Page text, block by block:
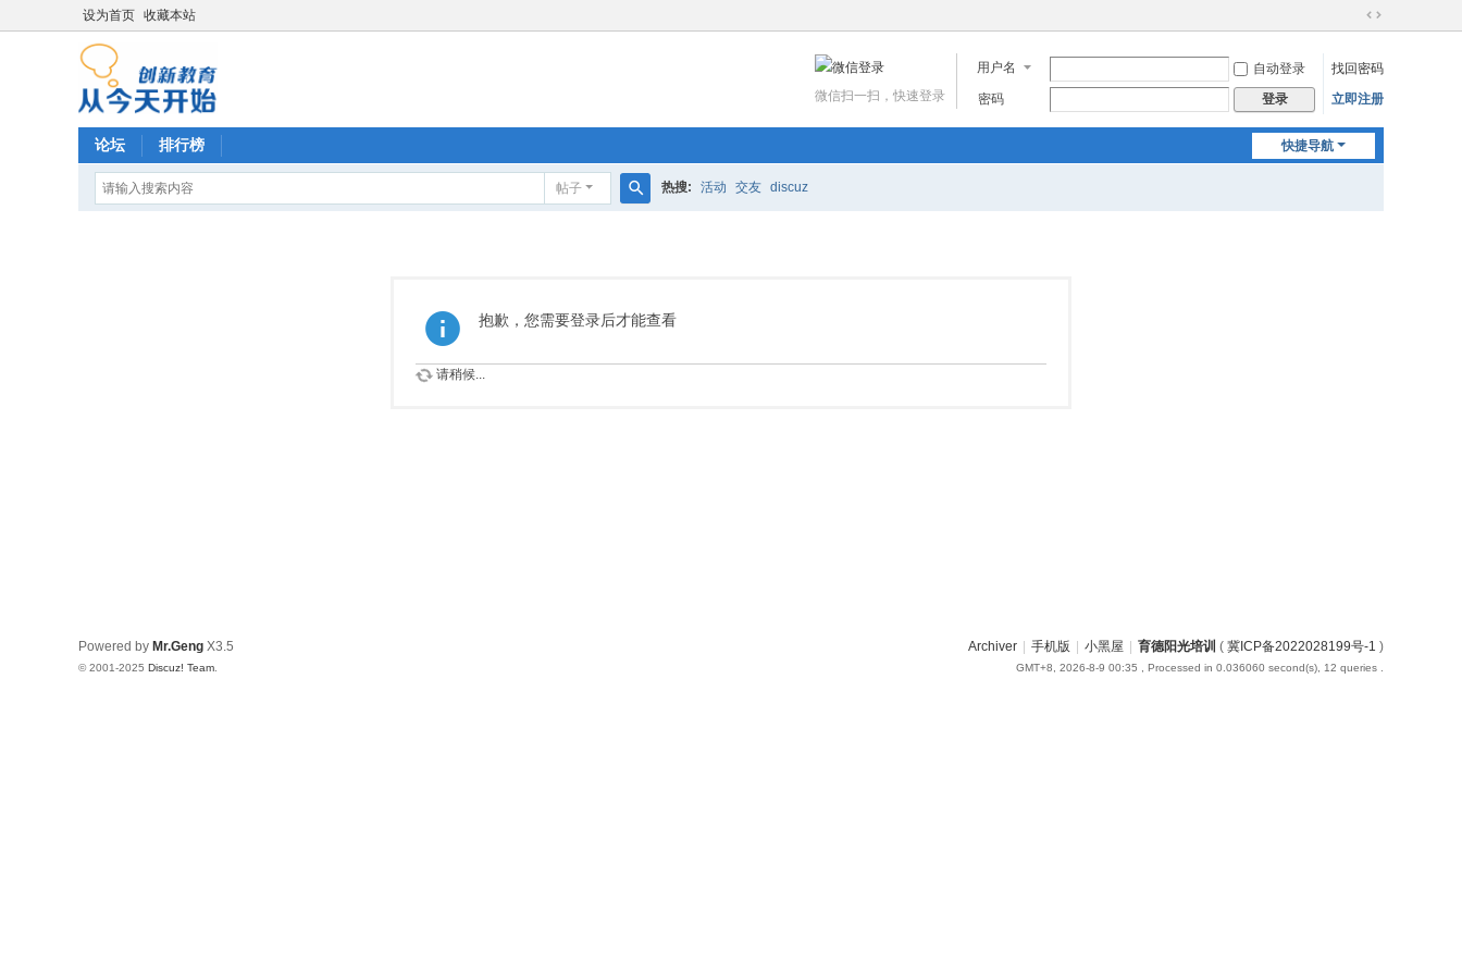
设为首页 收藏本站
切
到
宽
用户名 自动登录
找回密码
密码
登录 立即注册
微信扫一扫，快速登录
快捷导航
论坛 排行榜
帖子 热搜: 活动 交友 discuz
抱歉，您需要登录后才能查看
请稍候...
Archiver 手机版 小黑屋 育德阳光培训 ( 冀ICP备2022028199号-1 )
GMT+8, 2026-8-9 00:35 , Processed in 0.036060 second(s), 12 queries .
Powered by Mr.Geng X3.5
© 2001-2025 Discuz! Team